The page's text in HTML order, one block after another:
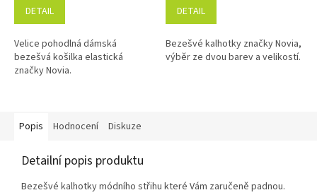
5,0
5
hvězdiček.
DETAIL
Velice pohodlná dámská
bezešvá košilka elastická
značky Novia.
5,0
5
hvězdiček.
DETAIL
Bezešvé kalhotky značky Novia,
výběr ze dvou barev a velikostí.
Popis Hodnocení Diskuze
Detailní popis produktu
Bezešvé kalhotky módního střihu které Vám zaručeně padnou.